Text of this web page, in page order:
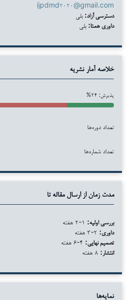
ijpdmd۲۰۲۰@gmail.com
دسترسی آزاد: بلی
داوری همتا: بلی
خلاصه آمار نشریه
پذیرش: ۲۴%
تعداد دوره‌ها
تعداد شماره‌ها
مدت زمان از ارسال مقاله تا
بررسی اولیه:
داوری:
تصمیم نهایی:
انتشار:
نمایه‌ها